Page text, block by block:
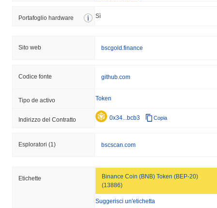
Portafoglio hardware Sì
Sito web bscgold.finance
Codice fonte github.com
Tipo de activo Token
Indirizzo del Contratto 0x34...bcb3 Copia
Esploratori (1) bscscan.com
Etichette
Binance Coin (BNB) Token (BEP-20)
(13886)
Suggerisci un'etichetta